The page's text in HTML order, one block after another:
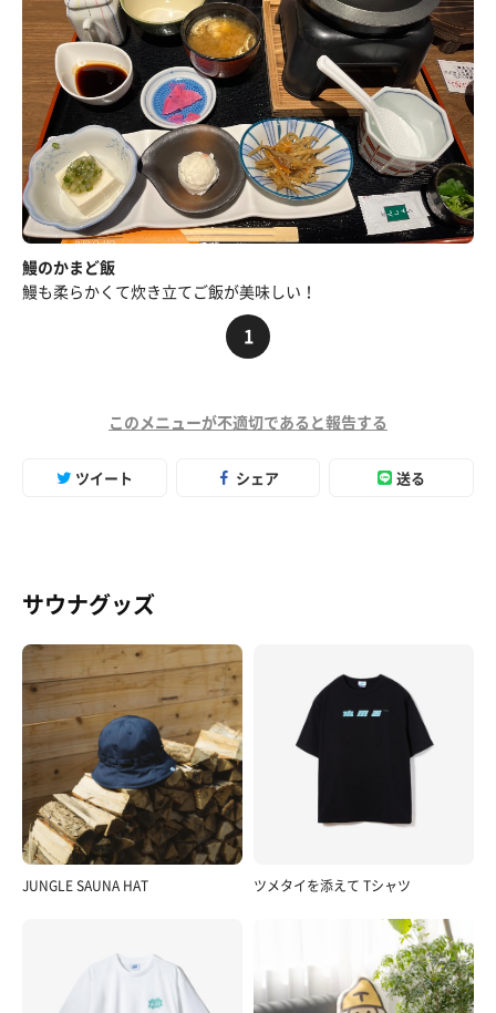
鰻のかまど飯
鰻も柔らかくて炊き立てご飯が美味しい！
1
このメニューが不適切であると報告する
ツイート シェア 送る
サウナグッズ
JUNGLE SAUNA HAT ツメタイを添えて Tシャツ